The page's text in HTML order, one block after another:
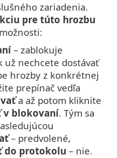
zariadenia.
pre túto hrozbu
– zablokuje
už nechcete dostávať
hrozby z konkrétnej
prepínač vedľa
a až potom kliknite
v blokovaní. Tým sa
– predvolené,
do protokolu – nie.